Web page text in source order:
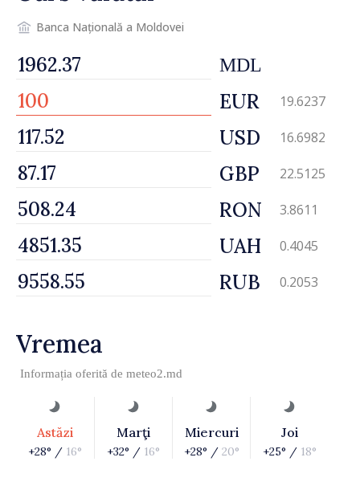
Banca Națională a Moldovei
MDL
EUR 19.6237
USD 16.6982
GBP 22.5125
RON 3.8611
UAH 0.4045
RUB 0.2053
Vremea
Informația oferită de meteo2.md
Astăzi
+28° / 16°
Marţi
+32° / 16°
Miercuri
+28° / 20°
Joi
+25° / 18°